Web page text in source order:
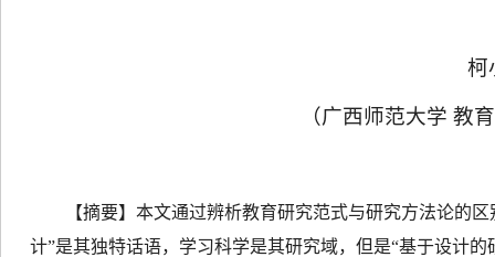
柯
（广西师范大学 教
【摘要】本文通过辨析教育研究范式与研究方法论的
计”是其独特话语，学习科学是其研究域，但是“基于设计